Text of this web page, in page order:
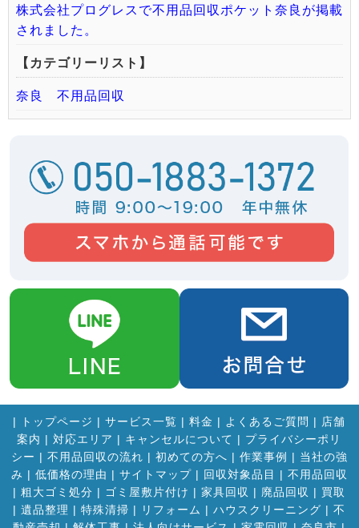
株式会社プログレスで不用品回収ポケット奈良が掲載
されました。
【カテゴリーリスト】
奈良 不用品回収
| トップページ | サービス一覧 | 料金 | よくあるご質問 | 店舗
案内 | 対応エリア | キャンセルについて | プライバシーポリ
シー | 不用品回収の流れ | 初めての方へ | 作業事例 | 当社の強
み | 低価格の理由 | サイトマップ| 回収対象品目 | 不用品回収
| 粗大ゴミ処分 | ゴミ屋敷片付け | 家具回収 | 廃品回収 | 買取
| 遺品整理 | 特殊清掃 | リフォーム | ハウスクリーニング | 不